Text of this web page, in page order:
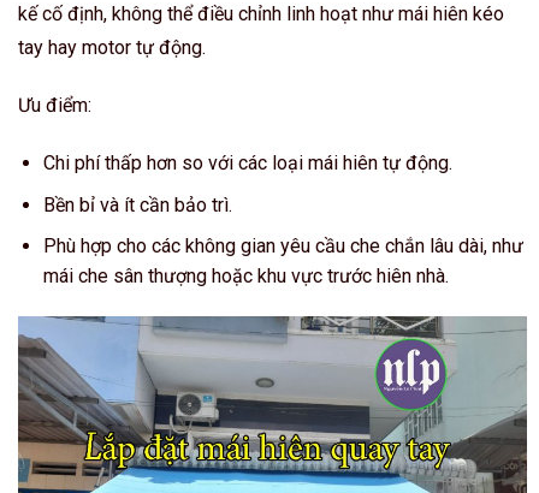
kế cố định, không thể điều chỉnh linh hoạt như mái hiên kéo
tay hay motor tự động.
Ưu điểm:
Chi phí thấp hơn so với các loại mái hiên tự động.
Bền bỉ và ít cần bảo trì.
Phù hợp cho các không gian yêu cầu che chắn lâu dài, như
mái che sân thượng hoặc khu vực trước hiên nhà.